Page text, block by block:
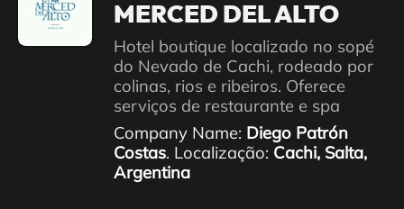
MERCED DEL ALTO
Hotel boutique localizado no sopé
do Nevado de Cachi, rodeado por
colinas, rios e ribeiros. Oferece
serviços de restaurante e spa
Company Name: Diego Patrón
Costas. Localização: Cachi, Salta,
Argentina